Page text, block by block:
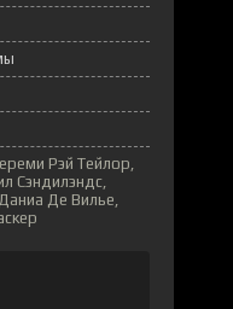
Рэй Тейлор,
Сэндилэндс,
Де Вилье,